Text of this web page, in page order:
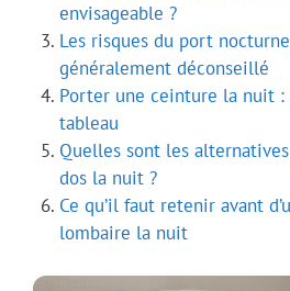
envisageable ?
Les risques du port
généralement déconseillé
Porter une ceinture la nuit :
tableau
Quelles sont les
dos la nuit ?
Ce qu’il faut retenir avant
lombaire la nuit